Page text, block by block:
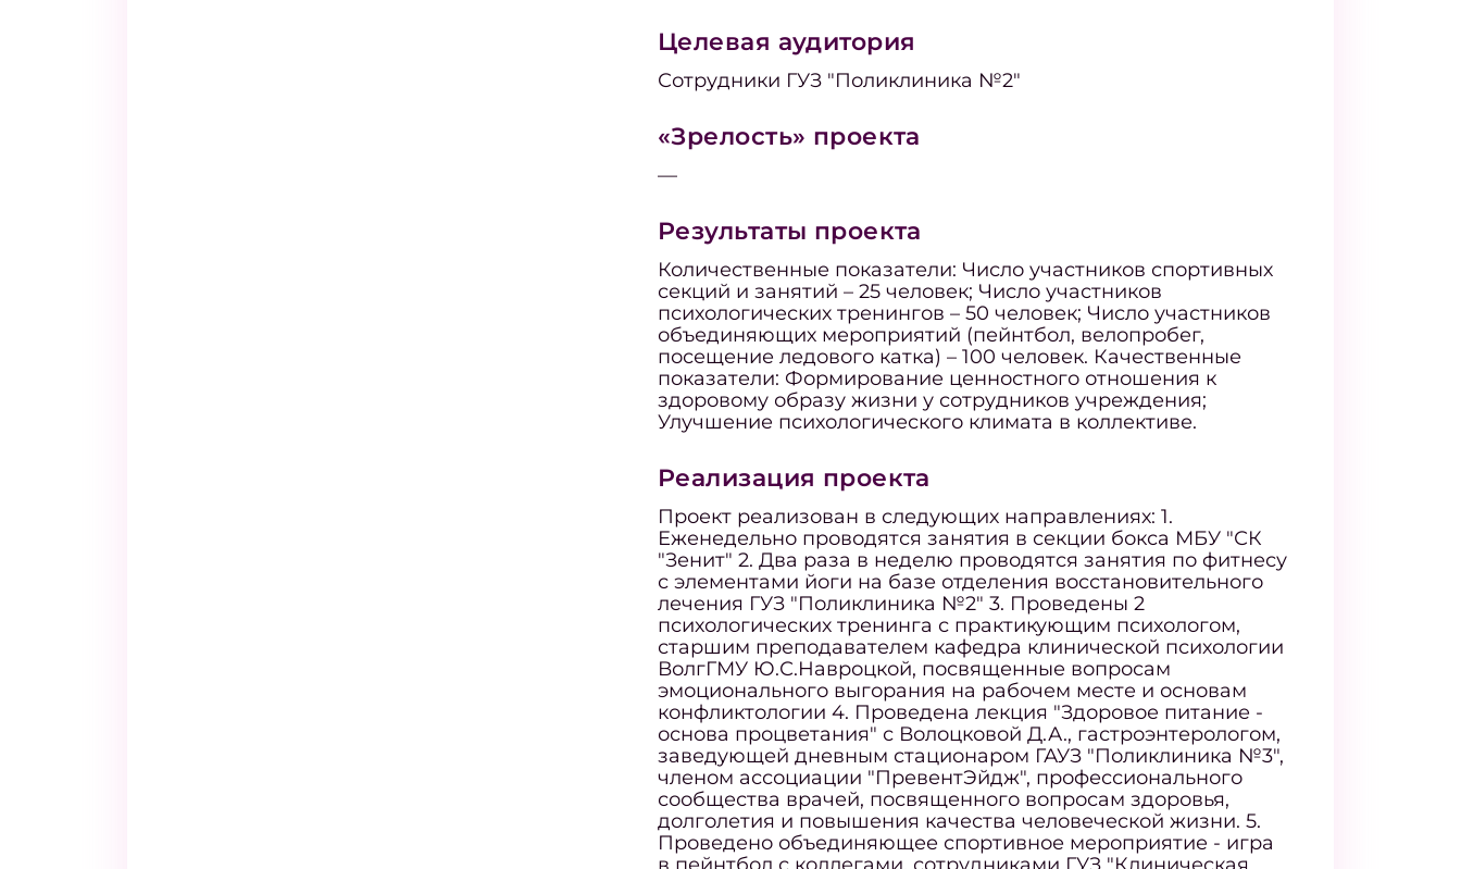
Целевая аудитория
Сотрудники ГУЗ "Поликлиника №2"
«Зрелость» проекта
—
Результаты проекта
Количественные показатели: Число участников спортивных
секций и занятий – 25 человек; Число участников
психологических тренингов – 50 человек; Число участников
объединяющих мероприятий (пейнтбол, велопробег,
посещение ледового катка) – 100 человек. Качественные
показатели: Формирование ценностного отношения к
здоровому образу жизни у сотрудников учреждения;
Улучшение психологического климата в коллективе.
Реализация проекта
Проект реализован в следующих направлениях: 1.
Еженедельно проводятся занятия в секции бокса МБУ "СК
"Зенит" 2. Два раза в неделю проводятся занятия по фитнесу
с элементами йоги на базе отделения восстановительного
лечения ГУЗ "Поликлиника №2" 3. Проведены 2
психологических тренинга с практикующим психологом,
старшим преподавателем кафедра клинической психологии
ВолгГМУ Ю.С.Навроцкой, посвященные вопросам
эмоционального выгорания на рабочем месте и основам
конфликтологии 4. Проведена лекция "Здоровое питание -
основа процветания" с Волоцковой Д.А., гастроэнтерологом,
заведующей дневным стационаром ГАУЗ "Поликлиника №3",
членом ассоциации "ПревентЭйдж", профессионального
сообщества врачей, посвященного вопросам здоровья,
долголетия и повышения качества человеческой жизни. 5.
Проведено объединяющее спортивное мероприятие - игра